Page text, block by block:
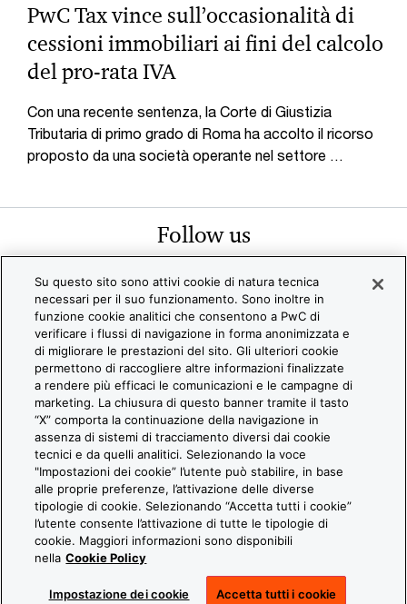
PwC Tax vince sull’occasionalità di
cessioni immobiliari ai fini del calcolo
del pro-rata IVA
Con una recente sentenza, la Corte di Giustizia
Tributaria di primo grado di Roma ha accolto il ricorso
proposto da una società operante nel settore …
Follow us
PwC. All rights reserved. PwC refers to the PwC network
or one or more of its member firms, each of which is a
entity. Please see www.pwc.com/structure for further
Italia
Policy
e Privacy
Su questo sito sono attivi cookie di natura tecnica
necessari per il suo funzionamento. Sono inoltre in
funzione cookie analitici che consentono a PwC di
verificare i flussi di navigazione in forma anonimizzata e
di migliorare le prestazioni del sito. Gli ulteriori cookie
permettono di raccogliere altre informazioni finalizzate
a rendere più efficaci le comunicazioni e le campagne di
marketing. La chiusura di questo banner tramite il tasto
“X” comporta la continuazione della navigazione in
assenza di sistemi di tracciamento diversi dai cookie
tecnici e da quelli analitici. Selezionando la voce
"Impostazioni dei cookie” l’utente può stabilire, in base
alle proprie preferenze, l’attivazione delle diverse
tipologie di cookie. Selezionando “Accetta tutti i cookie”
l’utente consente l’attivazione di tutte le tipologie di
cookie. Maggiori informazioni sono disponibili
nella Cookie Policy
Impostazione dei cookie Accetta tutti i cookie